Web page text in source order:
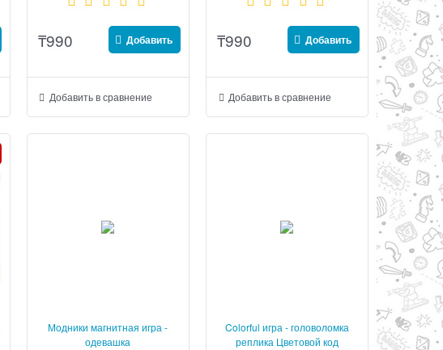
₸990 Добавить
Добавить в сравнение
₸990 Добавить
Добавить в сравнение
Модники магнитная игра -
одевашка
Colorful игра - головоломка
реплика Цветовой код